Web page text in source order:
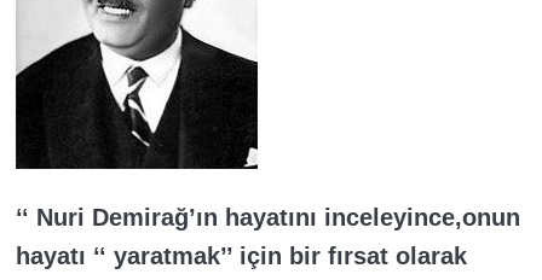
‘‘ Nuri Demirağ’ın hayatını inceleyince,onun
hayatı ‘‘ yaratmak’’ için bir fırsat olarak